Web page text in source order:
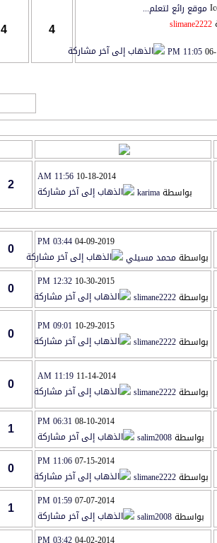
موقع رائع لتعلم...
slimane2222
11:05 PM
4
4
10-18-2014
11:56 AM
بواسطةkarima
2
04-09-2019
03:44 PM
بواسطة محمد مسيلي
0
10-30-2015
12:32 PM
بواسطةslimane2222
0
10-29-2015
09:01 PM
بواسطةslimane2222
0
11-14-2014
11:19 AM
بواسطةslimane2222
0
08-10-2014
06:31 PM
بواسطةsalim2008
1
07-15-2014
11:06 PM
بواسطةslimane2222
0
07-07-2014
01:59 PM
بواسطةsalim2008
1